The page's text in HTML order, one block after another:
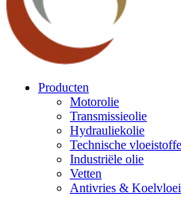
Producten
Motorolie
Transmissieolie
Hydrauliekolie
Technische
Industriële olie
Vetten
Antivries &